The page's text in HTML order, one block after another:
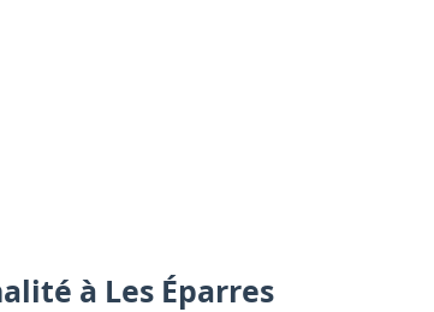
à Les Éparres